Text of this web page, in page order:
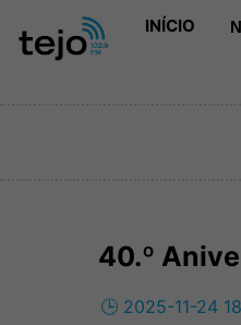
INÍCIO
40.º
🕒 2025-11-24